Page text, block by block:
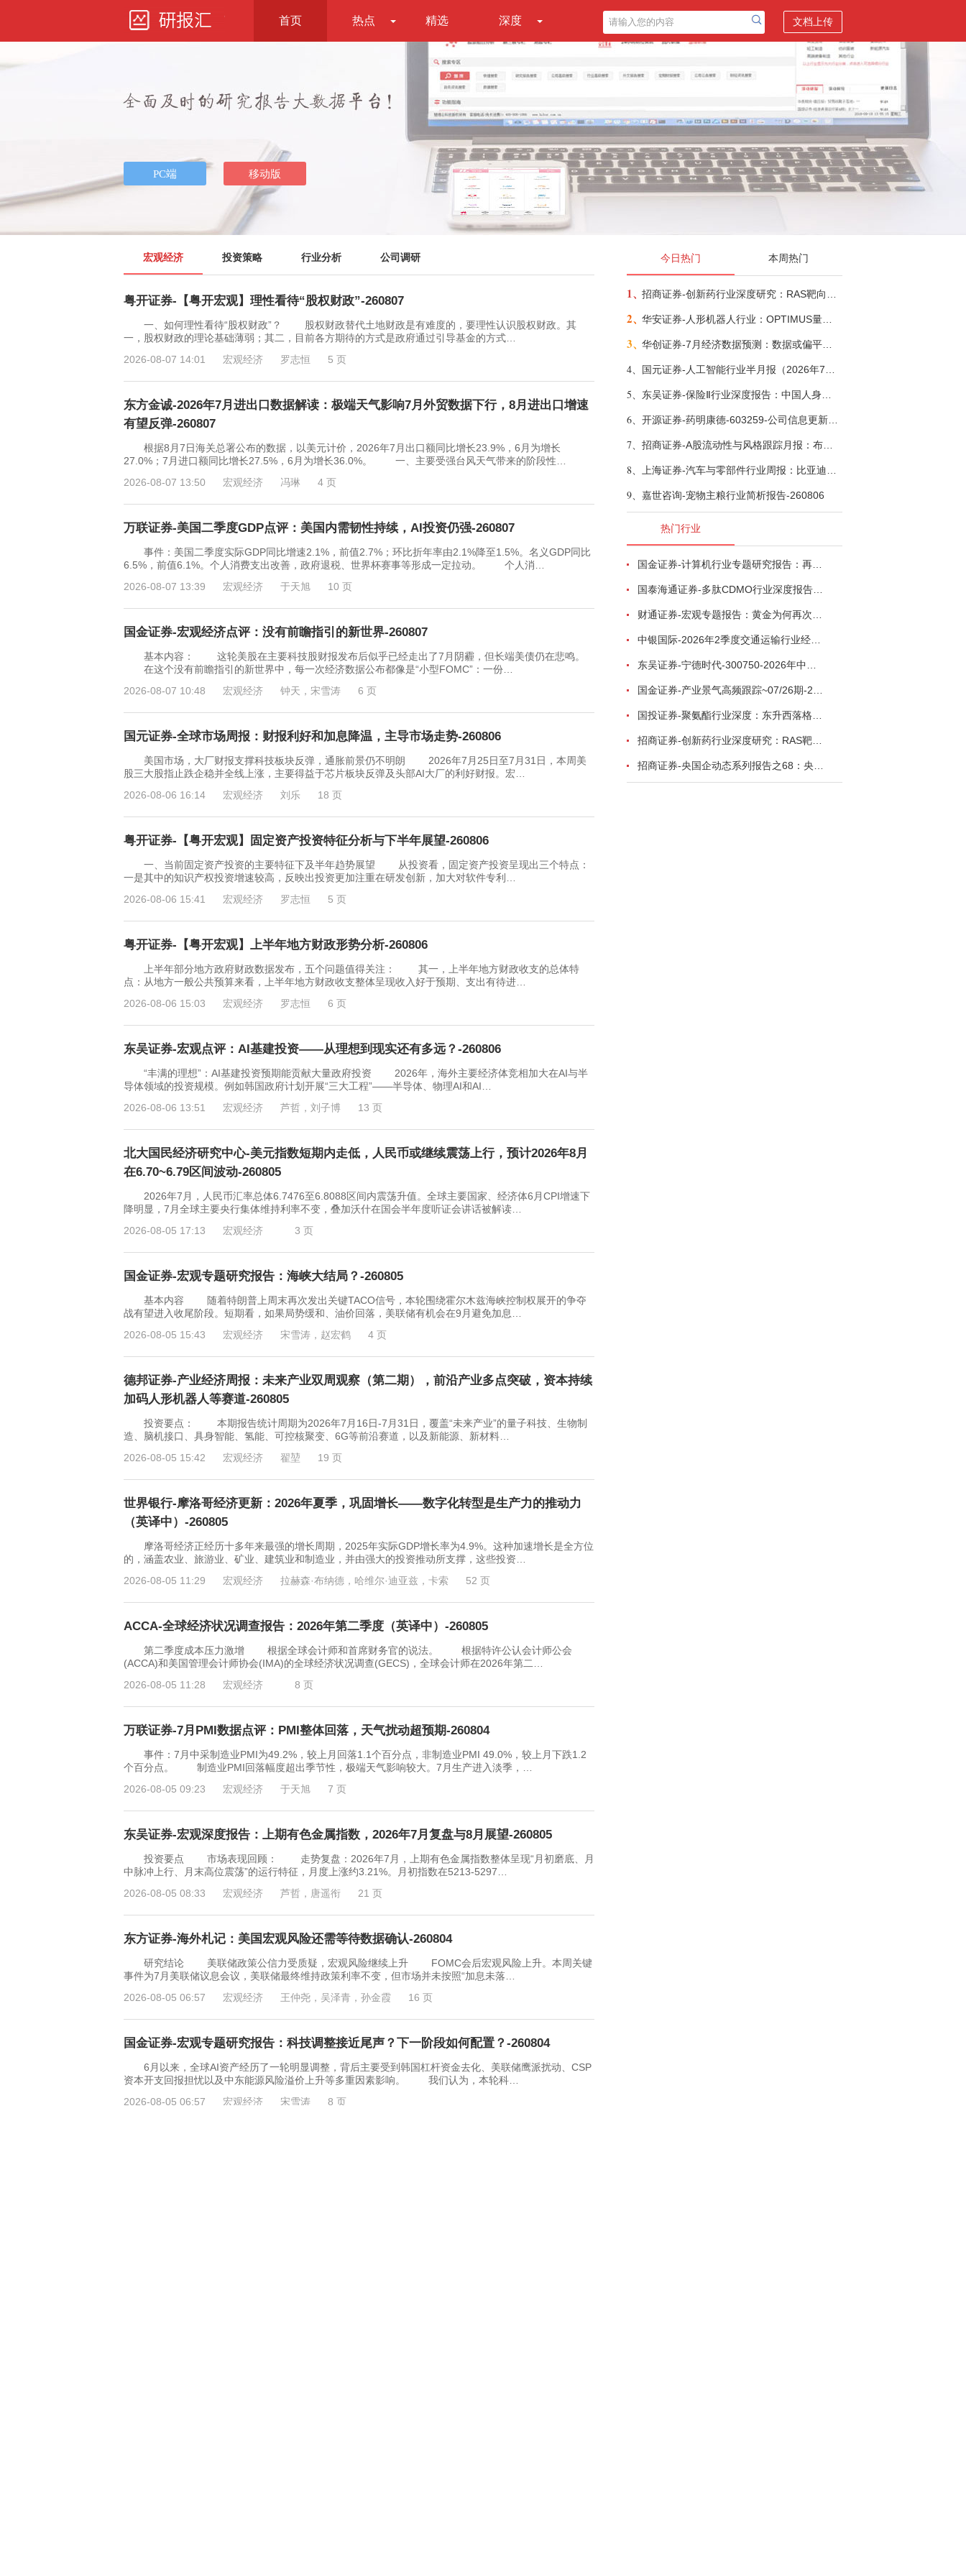
首页 热点 精选 深度 文档上传
宏观经济 投资策略 行业分析 公司调研
粤开证券-【粤开宏观】理性看待“股权财政”-260807
一、如何理性看待“股权财政”？ 股权财政替代土地财政是有难度的，要理性认识股权财政。其
一，股权财政的理论基础薄弱；其二，目前各方期待的方式是政府通过引导基金的方式…
2026-08-07 14:01
宏观经济 罗志恒 5 页
东方金诚-2026年7月进出口数据解读：极端天气影响7月外贸数据下行，8月进出口增速
有望反弹-260807
根据8月7日海关总署公布的数据，以美元计价，2026年7月出口额同比增长23.9%，6月为增长
27.0%；7月进口额同比增长27.5%，6月为增长36.0%。 一、主要受强台风天气带来的阶段性…
2026-08-07 13:50
宏观经济 冯琳 4 页
万联证券-美国二季度GDP点评：美国内需韧性持续，AI投资仍强-260807
事件：美国二季度实际GDP同比增速2.1%，前值2.7%；环比折年率由2.1%降至1.5%。名义GDP同比
6.5%，前值6.1%。个人消费支出改善，政府退税、世界杯赛事等形成一定拉动。 个人消…
2026-08-07 13:39
宏观经济 于天旭 10 页
国金证券-宏观经济点评：没有前瞻指引的新世界-260807
基本内容： 这轮美股在主要科技股财报发布后似乎已经走出了7月阴霾，但长端美债仍在悲鸣。
在这个没有前瞻指引的新世界中，每一次经济数据公布都像是“小型FOMC”：一份…
2026-08-07 10:48
宏观经济 钟天，宋雪涛 6 页
国元证券-全球市场周报：财报利好和加息降温，主导市场走势-260806
美国市场，大厂财报支撑科技板块反弹，通胀前景仍不明朗 2026年7月25日至7月31日，本周美
股三大股指止跌企稳并全线上涨，主要得益于芯片板块反弹及头部AI大厂的利好财报。宏…
2026-08-06 16:14
宏观经济 刘乐 18 页
粤开证券-【粤开宏观】固定资产投资特征分析与下半年展望-260806
一、当前固定资产投资的主要特征下及半年趋势展望 从投资看，固定资产投资呈现出三个特点：
一是其中的知识产权投资增速较高，反映出投资更加注重在研发创新，加大对软件专利…
2026-08-06 15:41
宏观经济 罗志恒 5 页
粤开证券-【粤开宏观】上半年地方财政形势分析-260806
上半年部分地方政府财政数据发布，五个问题值得关注： 其一，上半年地方财政收支的总体特
点：从地方一般公共预算来看，上半年地方财政收支整体呈现收入好于预期、支出有待进…
2026-08-06 15:03
宏观经济 罗志恒 6 页
东吴证券-宏观点评：AI基建投资——从理想到现实还有多远？-260806
“丰满的理想”：AI基建投资预期能贡献大量政府投资 2026年，海外主要经济体竞相加大在AI与半
导体领域的投资规模。例如韩国政府计划开展“三大工程”——半导体、物理AI和AI…
2026-08-06 13:51
宏观经济 芦哲，刘子博 13 页
北大国民经济研究中心-美元指数短期内走低，人民币或继续震荡上行，预计2026年8月
在6.70~6.79区间波动-260805
2026年7月，人民币汇率总体6.7476至6.8088区间内震荡升值。全球主要国家、经济体6月CPI增速下
降明显，7月全球主要央行集体维持利率不变，叠加沃什在国会半年度听证会讲话被解读…
2026-08-05 17:13
宏观经济 3 页
国金证券-宏观专题研究报告：海峡大结局？-260805
基本内容 随着特朗普上周末再次发出关键TACO信号，本轮围绕霍尔木兹海峡控制权展开的争夺
战有望进入收尾阶段。短期看，如果局势缓和、油价回落，美联储有机会在9月避免加息…
2026-08-05 15:43
宏观经济 宋雪涛，赵宏鹤 4 页
德邦证券-产业经济周报：未来产业双周观察（第二期），前沿产业多点突破，资本持续
加码人形机器人等赛道-260805
投资要点： 本期报告统计周期为2026年7月16日-7月31日，覆盖“未来产业”的量子科技、生物制
造、脑机接口、具身智能、氢能、可控核聚变、6G等前沿赛道，以及新能源、新材料…
2026-08-05 15:42
宏观经济 翟堃 19 页
世界银行-摩洛哥经济更新：2026年夏季，巩固增长——数字化转型是生产力的推动力
（英译中）-260805
摩洛哥经济正经历十多年来最强的增长周期，2025年实际GDP增长率为4.9%。这种加速增长是全方位
的，涵盖农业、旅游业、矿业、建筑业和制造业，并由强大的投资推动所支撑，这些投资…
2026-08-05 11:29
宏观经济 拉赫森·布纳德，哈维尔·迪亚兹，卡索 52 页
ACCA-全球经济状况调查报告：2026年第二季度（英译中）-260805
第二季度成本压力激增 根据全球会计师和首席财务官的说法。 根据特许公认会计师公会
(ACCA)和美国管理会计师协会(IMA)的全球经济状况调查(GECS)，全球会计师在2026年第二…
2026-08-05 11:28
宏观经济 8 页
万联证券-7月PMI数据点评：PMI整体回落，天气扰动超预期-260804
事件：7月中采制造业PMI为49.2%，较上月回落1.1个百分点，非制造业PMI 49.0%，较上月下跌1.2
个百分点。 制造业PMI回落幅度超出季节性，极端天气影响较大。7月生产进入淡季，…
2026-08-05 09:23
宏观经济 于天旭 7 页
东吴证券-宏观深度报告：上期有色金属指数，2026年7月复盘与8月展望-260805
投资要点 市场表现回顾： 走势复盘：2026年7月，上期有色金属指数整体呈现“月初磨底、月
中脉冲上行、月末高位震荡”的运行特征，月度上涨约3.21%。月初指数在5213-5297…
2026-08-05 08:33
宏观经济 芦哲，唐遥衔 21 页
东方证券-海外札记：美国宏观风险还需等待数据确认-260804
研究结论 美联储政策公信力受质疑，宏观风险继续上升 FOMC会后宏观风险上升。本周关键
事件为7月美联储议息会议，美联储最终维持政策利率不变，但市场并未按照“加息未落…
2026-08-05 06:57
宏观经济 王仲尧，吴泽青，孙金霞 16 页
国金证券-宏观专题研究报告：科技调整接近尾声？下一阶段如何配置？-260804
6月以来，全球AI资产经历了一轮明显调整，背后主要受到韩国杠杆资金去化、美联储鹰派扰动、CSP
资本开支回报担忧以及中东能源风险溢价上升等多重因素影响。 我们认为，本轮科…
2026-08-05 06:57
宏观经济 宋雪涛 8 页
今日热门 本周热门
1、
2、
3、
4、
5、
6、
7、
8、
9、 嘉世咨询-宠物主粮行业简析报告-260806
热门行业